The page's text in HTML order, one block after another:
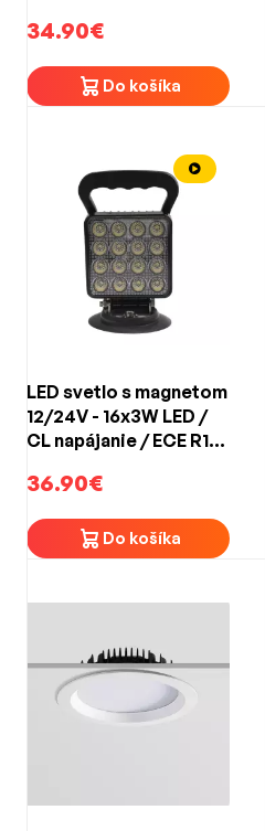
34.90€
Do košíka
LED svetlo s magnetom
12/24V - 16x3W LED /
CL napájanie / ECE R10
36.90€
Do košíka